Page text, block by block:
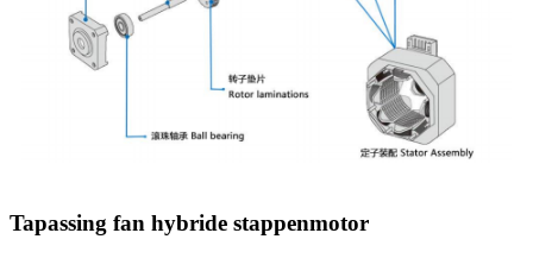
Tapassing fan hybride stappenmotor